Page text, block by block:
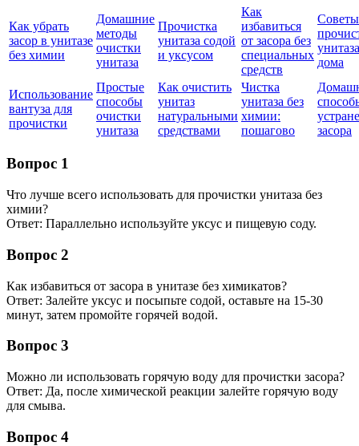
Как убрать
засор в унитазе
без химии
Домашние
методы
очистки
унитаза
Прочистка
унитаза содой
и уксусом
Как
избавиться
от засора без
специальных
средств
унитаза
дома
Использование
вантуза для
прочистки
Простые
способы
очистки
унитаза
Как очистить
унитаз
натуральными
средствами
Чистка
унитаза без
химии:
пошагово
засора
Вопрос 1
Что лучше всего использовать для прочистки унитаза без
химии?
Ответ: Параллельно используйте уксус и пищевую соду.
Вопрос 2
Как избавиться от засора в унитазе без химикатов?
Ответ: Залейте уксус и посыпьте содой, оставьте на 15-30
минут, затем промойте горячей водой.
Вопрос 3
Можно ли использовать горячую воду для прочистки засора?
Ответ: Да, после химической реакции залейте горячую воду
для смыва.
Вопрос 4